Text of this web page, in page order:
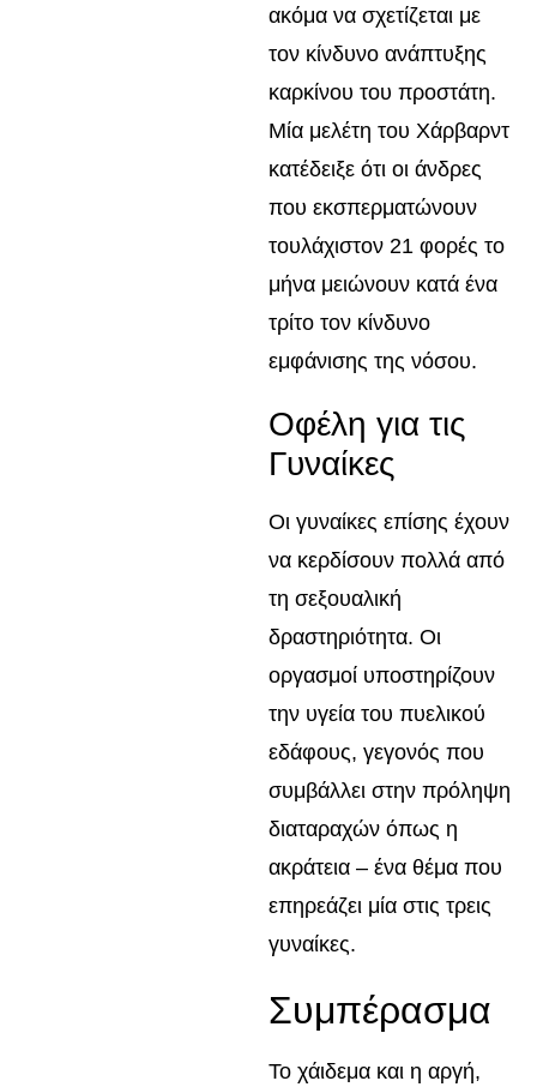
ακόμα να σχετίζεται με
τον κίνδυνο ανάπτυξης
καρκίνου του προστάτη.
Μία μελέτη του Χάρβαρντ
κατέδειξε ότι οι άνδρες
που εκσπερματώνουν
τουλάχιστον 21 φορές το
μήνα μειώνουν κατά ένα
τρίτο τον κίνδυνο
εμφάνισης της νόσου.
Οφέλη για τις
Γυναίκες
Οι γυναίκες επίσης έχουν
να κερδίσουν πολλά από
τη σεξουαλική
δραστηριότητα. Οι
οργασμοί υποστηρίζουν
την υγεία του πυελικού
εδάφους, γεγονός που
συμβάλλει στην πρόληψη
διαταραχών όπως η
ακράτεια – ένα θέμα που
επηρεάζει μία στις τρεις
γυναίκες.
Συμπέρασμα
Το χάιδεμα και η αργή,